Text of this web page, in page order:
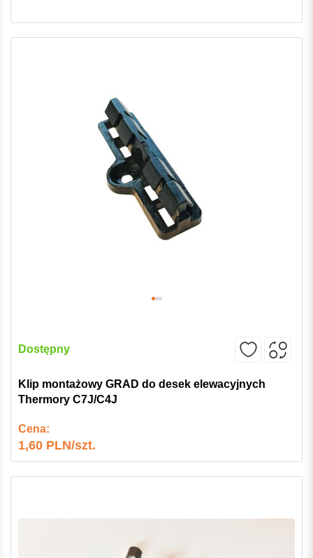
Dostępny
Klip montażowy GRAD do desek elewacyjnych
Thermory C7J/C4J
Cena:
1,60 PLN/szt.